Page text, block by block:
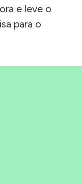
e leve o
para o